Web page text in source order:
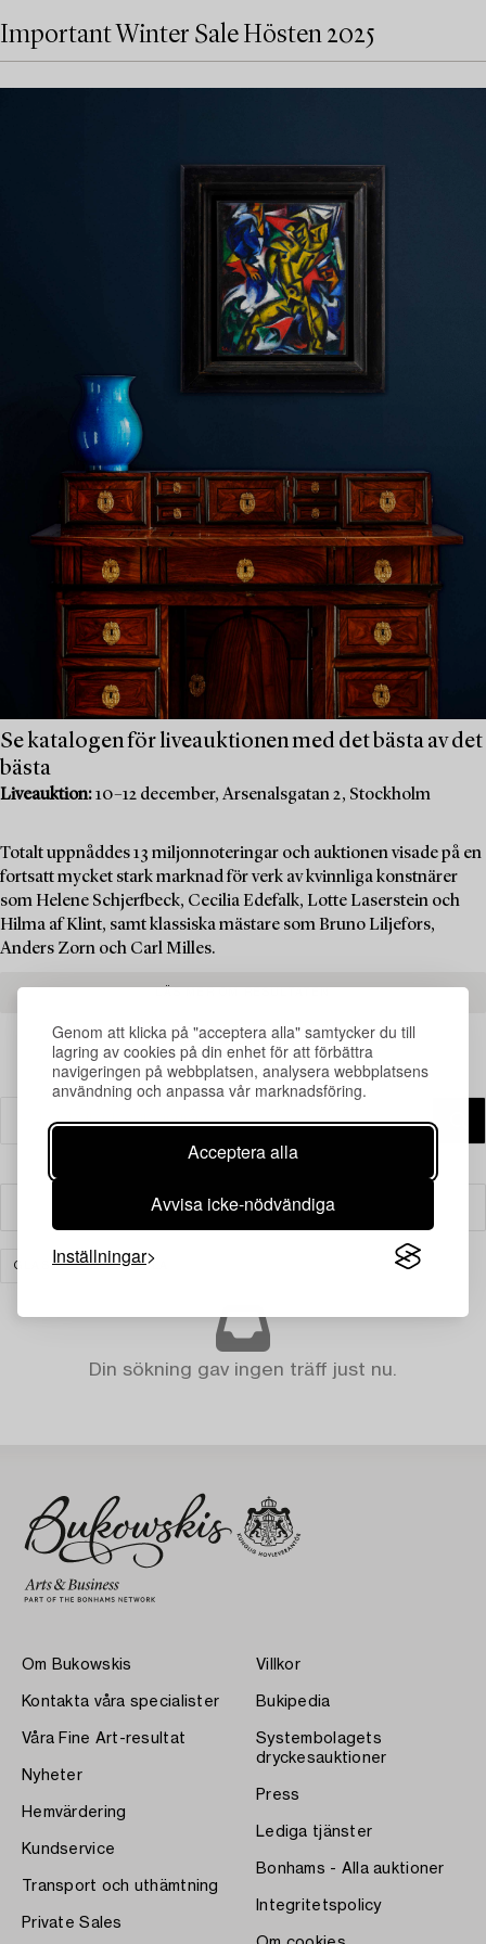
Genom att klicka på "acceptera alla" samtycker du till
lagring av cookies på din enhet för att förbättra
navigeringen på webbplatsen, analysera webbplatsens
användning och anpassa vår marknadsföring.
Acceptera alla
Avvisa icke-nödvändiga
Inställningar
Important Winter Sale Hösten 2025
Se katalogen för liveauktionen med det bästa av det
bästa
Liveauktion:10–12 december, Arsenalsgatan 2, Stockholm
Totalt uppnåddes 13 miljonnoteringar och auktionen visade på en
fortsatt mycket stark marknad för verk av kvinnliga konstnärer
som Helene Schjerfbeck, Cecilia Edefalk, Lotte Laserstein och
Hilma af Klint, samt klassiska mästare som Bruno Liljefors,
Anders Zorn och Carl Milles.
Filter
GLAS RENSA ALLA
Din sökning gav ingen träff just nu.
Om Bukowskis
Kontakta våra specialister
Våra Fine Art-resultat
Nyheter
Hemvärdering
Kundservice
Transport och uthämtning
Private Sales
Villkor
Bukipedia
Systembolagets
dryckesauktioner
Press
Lediga tjänster
Bonhams - Alla auktioner
Integritetspolicy